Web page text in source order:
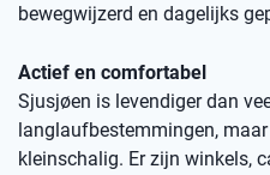
bewegwijzerd en dagelijks
Actief en comfortabel
Sjusjøen is levendiger dan
langlaufbestemmingen,
kleinschalig. Er zijn winkels,